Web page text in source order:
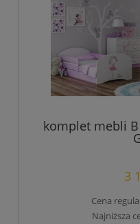
komplet mebli B
3
Cena
Najniższa